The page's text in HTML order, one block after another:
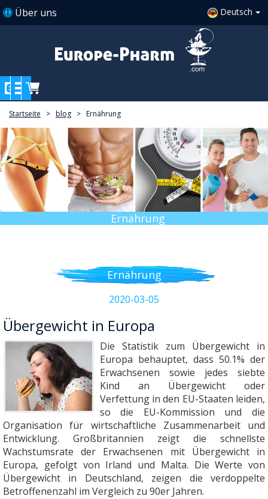
Über uns Deutsch
Startseite > blog > Ernährung
Ernährung
Ernährung
2020-03-05
Übergewicht in Europa
Die Statistik zum Übergewicht in
Europa behauptet, dass 50.1% der
Erwachsenen sowie jedes siebte
Kind an Übergewicht oder
Verfettung in den EU-Staaten leiden,
so die EU-Kommission und die
Organisation für wirtschaftliche Zusammenarbeit und
Entwicklung. Großbritannien zeigt die schnellste
Wachstumsrate der Erwachsenen mit Übergewicht in
Europa, gefolgt von Irland und Malta. Die Werte von
Übergewicht in Deutschland, zeigen die verdoppelte
Betroffenenzahl im Vergleich zu 90er Jahren.